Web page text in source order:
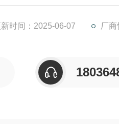
堵塞、油箱油面偏低而逐渐上
封件老化、密封面磨损、密封
新时间：2025-06-07 厂